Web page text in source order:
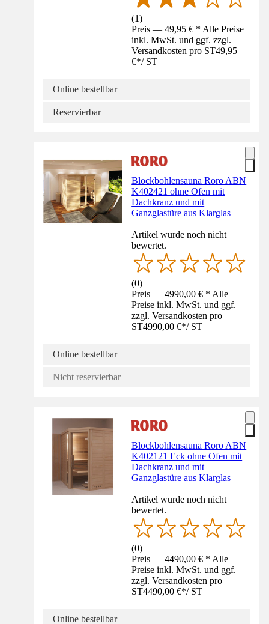
(1)
Preis — 49,95 € * Alle Preise
inkl. MwSt. und ggf. zzgl.
Versandkosten pro ST49,95
€*/ ST
Online bestellbar
Reservierbar
Blockbohlensauna Roro ABN
K402421 ohne Ofen mit
Dachkranz und mit
Ganzglastüre aus Klarglas
Artikel wurde noch nicht
bewertet.
(0)
Preis — 4990,00 € * Alle
Preise inkl. MwSt. und ggf.
zzgl. Versandkosten pro
ST4990,00 €*/ ST
Online bestellbar
Nicht reservierbar
Blockbohlensauna Roro ABN
K402121 Eck ohne Ofen mit
Dachkranz und mit
Ganzglastüre aus Klarglas
Artikel wurde noch nicht
bewertet.
(0)
Preis — 4490,00 € * Alle
Preise inkl. MwSt. und ggf.
zzgl. Versandkosten pro
ST4490,00 €*/ ST
Online bestellbar